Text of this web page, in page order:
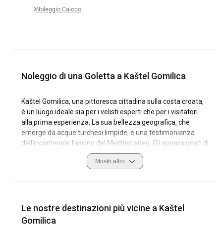
Noleggio Caicco
Noleggio di una Goletta a Kaštel Gomilica
Kaštel Gomilica, una pittoresca cittadina sulla costa croata,
è un luogo ideale sia per i velisti esperti che per i visitatori
alla prima esperienza. La sua bellezza geografica, che
emerge da acque turchesi limpide, è una testimonianza
dell'incantevole fascino del Mediterraneo. Gli appassionati di
vela apprezzeranno il ricco patrimonio culturale della
regione, dove castelli secolari incontrano le moderne
natura, Kaštel Gomilica offre una destinazione
I viaggiatori che pianificano un noleggio di goletta a Kaštel
Gomilica troveranno soddisfacenti le condizioni di
Mostri altro
Le nostre destinazioni più vicine a Kaštel
Gomilica